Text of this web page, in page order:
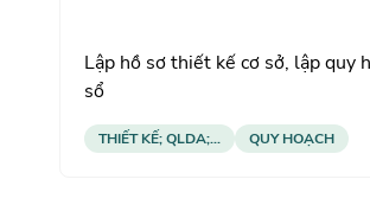
Lập hồ sơ thiết kế cơ sở, lập quy
sổ
THIẾT KẾ; QLDA;... QUY HOẠCH